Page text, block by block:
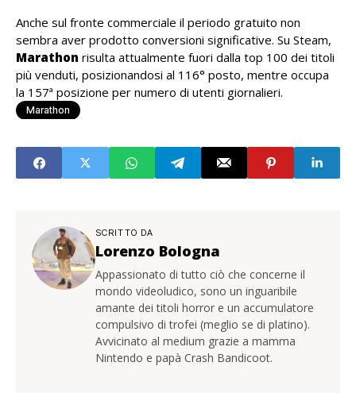
Anche sul fronte commerciale il periodo gratuito non
sembra aver prodotto conversioni significative. Su Steam,
Marathon risulta attualmente fuori dalla top 100 dei titoli
più venduti, posizionandosi al 116° posto, mentre occupa
la 157ª posizione per numero di utenti giornalieri.
Marathon
SCRITTO DA
Lorenzo Bologna
Appassionato di tutto ciò che concerne il
mondo videoludico, sono un inguaribile
amante dei titoli horror e un accumulatore
compulsivo di trofei (meglio se di platino).
Avvicinato al medium grazie a mamma
Nintendo e papà Crash Bandicoot.